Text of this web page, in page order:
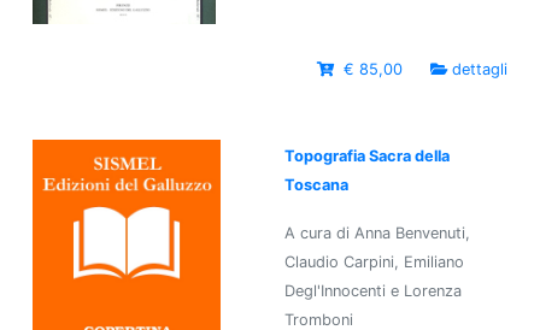
€ 85,00 dettagli
Topografia Sacra della
Toscana
A cura di Anna Benvenuti,
Claudio Carpini, Emiliano
Degl'Innocenti e Lorenza
Tromboni